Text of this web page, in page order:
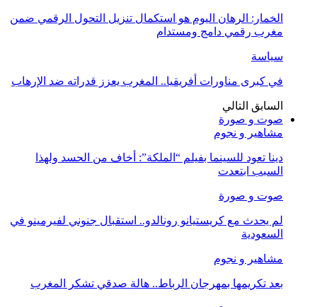
الخمار: الرهان اليوم هو استكمال تنزيل التحول الرقمي ضمن
مغرب رقمي دامج ومستدام
سياسة
في كبرى مناورات أفريقيا.. المغرب يعزز قدراته ضد الإرهاب
السابق التالي
صوت و صورة
مشاهير و نجوم
دينا تعود للسينما بفيلم “الملكة”: أخاف من الحسد ولهذا
السبب ابتعدت
صوت و صورة
لم يحدث مع كريستيانو رونالدو.. استقبال جنوني لفيرمينو في
السعودية
مشاهير و نجوم
بعد تكريمها بمهرجان الرباط.. هالة صدقي تشكر المغرب